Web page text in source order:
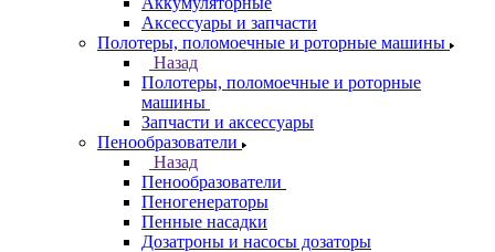
Аксессуары и запчасти
Полотеры, поломоечные и роторные машины
Назад
Полотеры, поломоечные и роторные
машины
Запчасти и аксессуары
Пенообразователи
Назад
Пенообразователи
Пеногенераторы
Пенные насадки
Дозатроны и насосы дозаторы